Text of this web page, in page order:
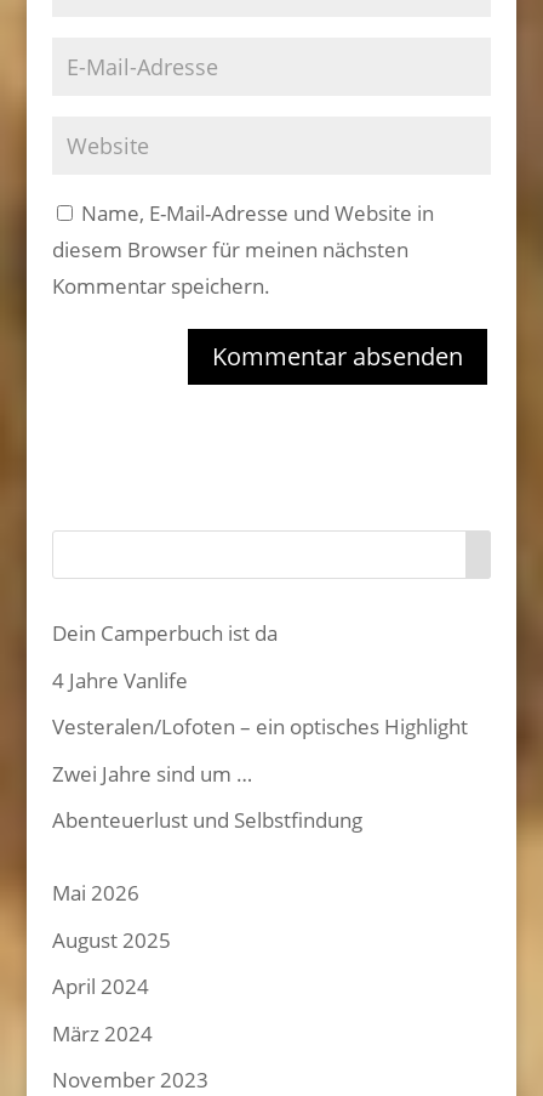
Name, E-Mail-Adresse und Website in
diesem Browser für meinen nächsten
Kommentar speichern.
Dein Camperbuch ist da
4 Jahre Vanlife
Vesteralen/Lofoten – ein optisches Highlight
Zwei Jahre sind um …
Abenteuerlust und Selbstfindung
Mai 2026
August 2025
April 2024
März 2024
November 2023